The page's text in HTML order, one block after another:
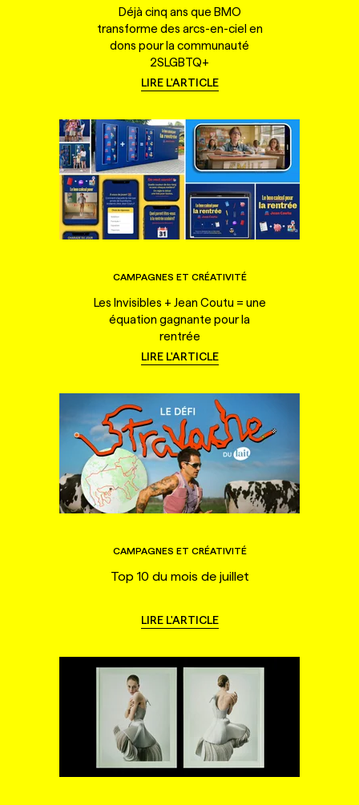
Déjà cinq ans que BMO
transforme des arcs-en-ciel en
dons pour la communauté
2SLGBTQ+
LIRE L'ARTICLE
CAMPAGNES ET CRÉATIVITÉ
Les Invisibles + Jean Coutu = une
équation gagnante pour la
rentrée
LIRE L'ARTICLE
CAMPAGNES ET CRÉATIVITÉ
Top 10 du mois de juillet
LIRE L'ARTICLE